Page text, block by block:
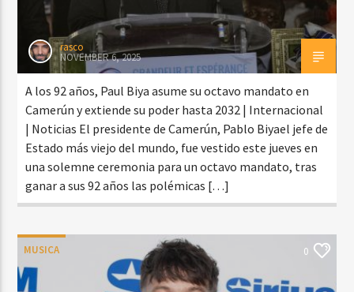
rasco
NOVEMBER 6, 2025
A los 92 años, Paul Biya asume su octavo mandato en
Camerún y extiende su poder hasta 2032 | Internacional
| Noticias El presidente de Camerún, Pablo Biyael jefe de
Estado más viejo del mundo, fue vestido este jueves en
una solemne ceremonia para un octavo mandato, tras
ganar a sus 92 años las polémicas […]
MUSICA 0